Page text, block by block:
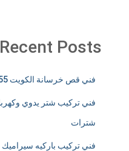
Recent Posts
فني قص خرسانة الكويت 65932555 مقاول قص وفتح كور
شترات